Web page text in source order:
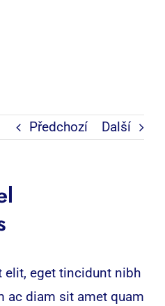
Předchozí Další
elit, eget tincidunt nibh
ac diam sit amet quam